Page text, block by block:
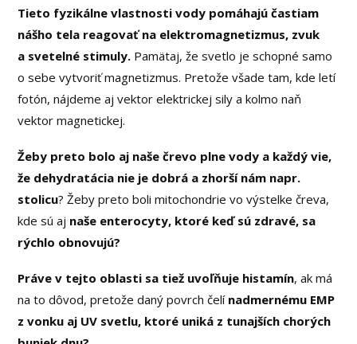
Tieto fyzikálne vlastnosti vody pomáhajú častiam
nášho tela reagovať na elektromagnetizmus, zvuk
a svetelné stimuly. Pamätaj, že svetlo je schopné samo
o sebe vytvoriť magnetizmus. Pretože všade tam, kde letí
fotón, nájdeme aj vektor elektrickej sily a kolmo naň
vektor magnetickej.
Žeby preto bolo aj naše črevo plne vody a každý vie,
že dehydratácia nie je dobrá a zhorší nám napr.
stolicu? Žeby preto boli mitochondrie vo výstelke čreva,
kde sú aj naše enterocyty, ktoré keď sú zdravé, sa
rýchlo obnovujú?
Práve v tejto oblasti sa tiež uvoľňuje histamín, ak má
na to dôvod, pretože daný povrch čelí nadmernému EMP
z vonku aj UV svetlu, ktoré uniká z tunajších chorých